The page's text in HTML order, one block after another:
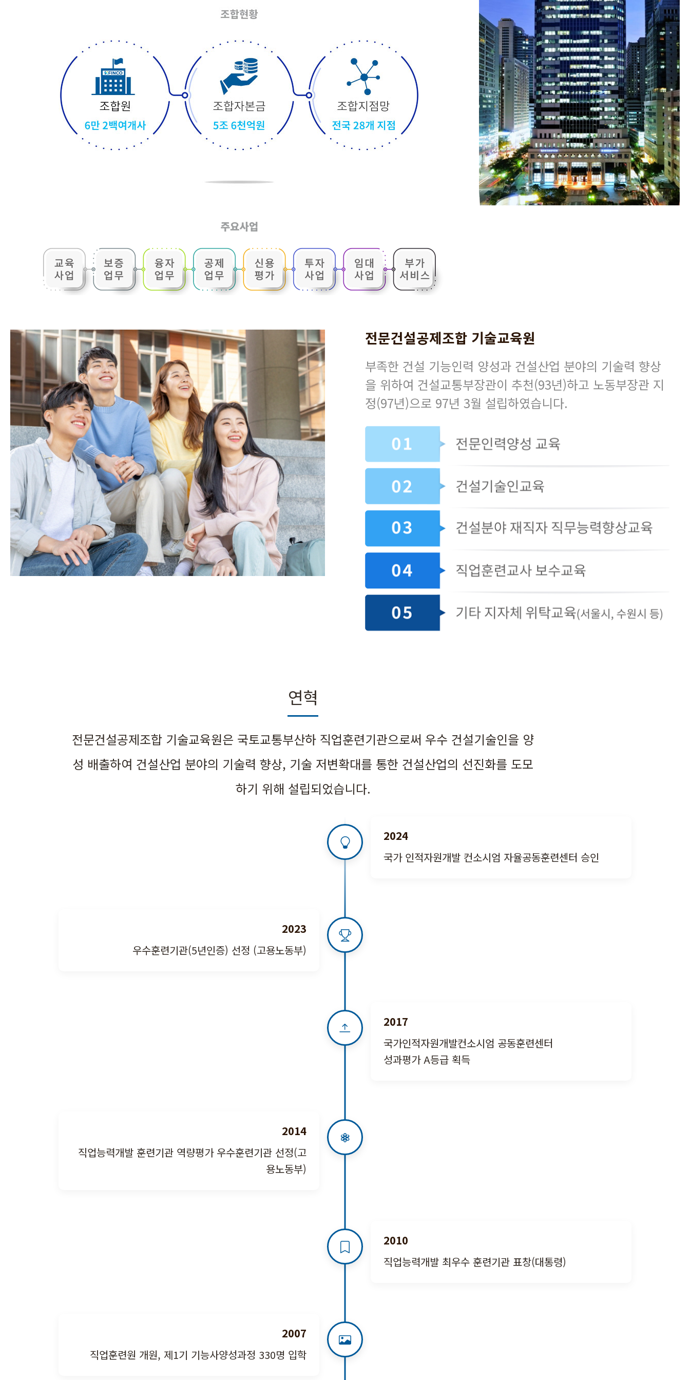
전문건설공제조합 기술교육원
부족한 건설 기능인력 양성과 건설산업 분야의 기술력 향상
을 위하여 건설교통부장관이 추천(93년)하고 노동부장관 지
정(97년)으로 97년 3월 설립하였습니다.
연혁
전문건설공제조합 기술교육원은 국토교통부산하 직업훈련기관으로써 우수 건설기술인을 양
성 배출하여 건설산업 분야의 기술력 향상, 기술 저변확대를 통한 건설산업의 선진화를 도모
하기 위해 설립되었습니다.
2024
국가 인적자원개발 컨소시엄 자율공동훈련센터 승인
2023
우수훈련기관(5년인증) 선정 (고용노동부)
2017
국가인적자원개발컨소시엄 공동훈련센터
성과평가 A등급 획득
2014
직업능력개발 훈련기관 역량평가 우수훈련기관 선정(고
용노동부)
2010
직업능력개발 최우수 훈련기관 표창(대통령)
2007
직업훈련원 개원, 제1기 기능사양성과정 330명 입학